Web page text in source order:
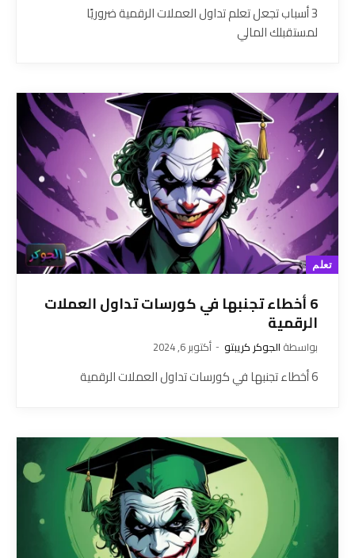
3 أسباب تجعل تعلم تداول العملات الرقمية ضروريًا
لمستقبلك المالي
تعلم
6 أخطاء تجنبها في كورسات تداول العملات
الرقمية
بواسطة الجوكر كريبتو أكتوبر 6, 2024
6 أخطاء تجنبها في كورسات تداول العملات الرقمية